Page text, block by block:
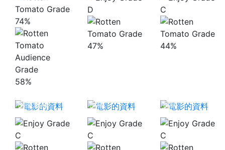
74%
58%
D
47%
C
44%
密室逃殺
C
獸獵
C
鯊餌
C